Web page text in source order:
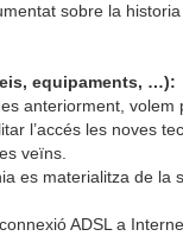
sobre la
equipaments, …):
anteriorment, volem
l’accés les noves
veïns.
es materialitza de la
ADSL a